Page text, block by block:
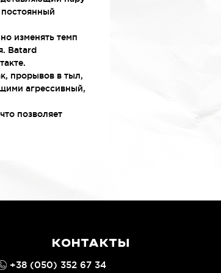
изменять темп
Batard
прорывов в тыл,
агрессивный,
позволяет
КОНТАКТЫ
+38 (050) 352 67 34